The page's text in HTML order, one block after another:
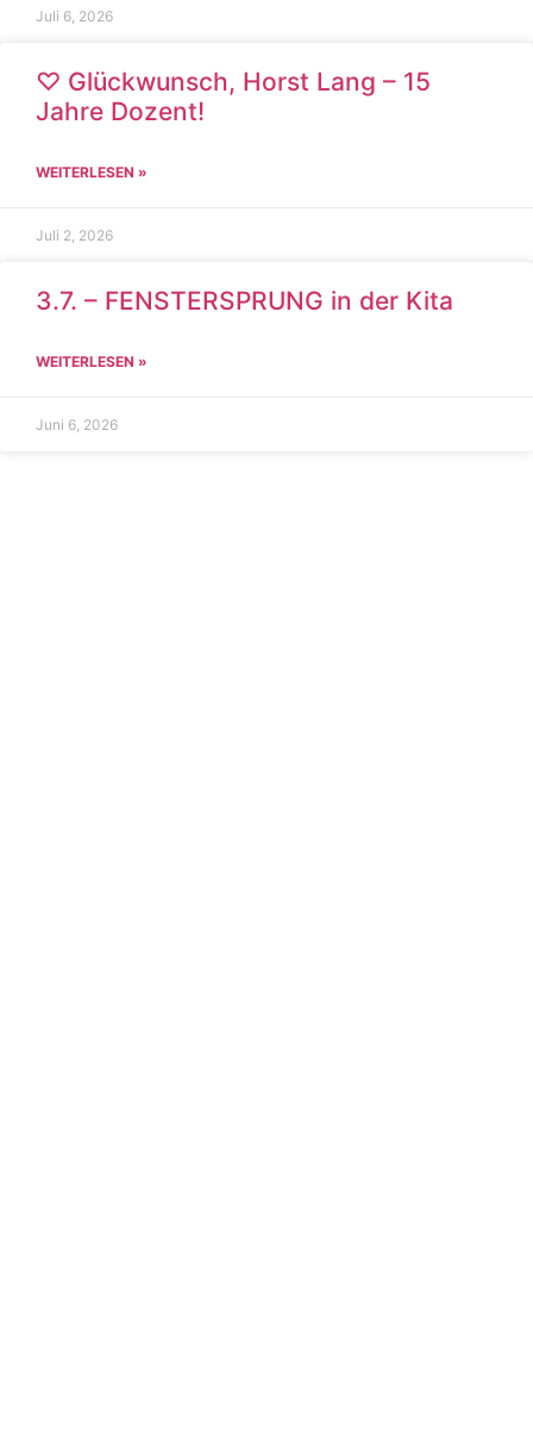
Juli 6, 2026
♡ Glückwunsch, Horst Lang – 15
Jahre Dozent!
WEITERLESEN »
Juli 2, 2026
3.7. – FENSTERSPRUNG in der Kita
WEITERLESEN »
Juni 6, 2026